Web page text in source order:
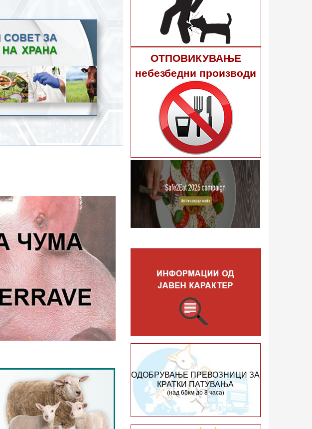
ОТПОВИКУВАЊЕ
небезбедни производи
ОДОБРУВАЊЕ ПРЕВОЗНИЦИ ЗА
КРАТКИ ПАТУВАЊА
(над 65км до 8 часа)